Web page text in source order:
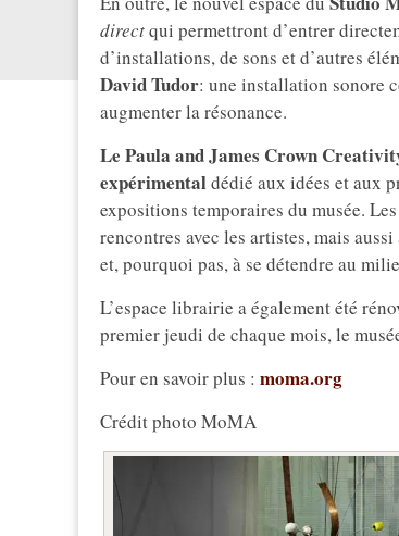
directqui permettront d’entrer
d’installations, de sons et d’autres
David Tudor: une installation sonore
augmenter la résonance.
Le Paula and James Crown
expérimentaldédié aux idées et aux
expositions temporaires du musée.
rencontres avec les artistes, mais
et, pourquoi pas, à se détendre au
L’espace librairie a également été
premier jeudi de chaque mois, le
Pour en savoir plus : moma.org
Crédit photo MoMA